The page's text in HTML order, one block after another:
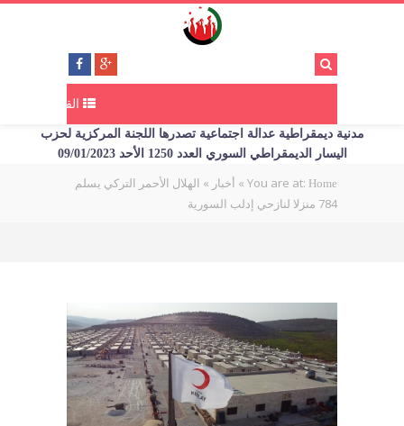
القائمة
مدنية ديمقراطية عدالة اجتماعية تصدرها اللجنة المركزية لحزب
اليسار الديمقراطي السوري العدد 1250 الأحد 09/01/2023
You are at: Home
» أخبار » الهلال الأحمر التركي يسلم
784 منزلا لنازحي إدلب السورية